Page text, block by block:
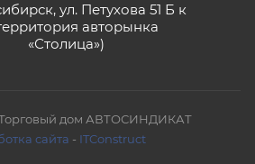
ул. Петухова 51 Б к
авторынка
«Столица»)
Торговый дом АВТОСИНДИКАТ
сайта - ITConstruct